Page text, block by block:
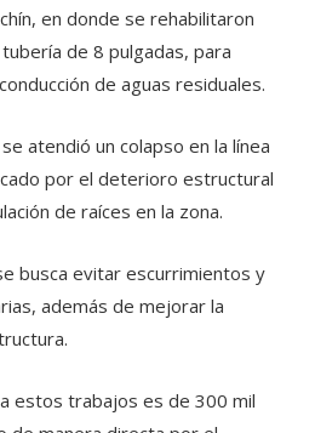
en donde se rehabilitaron
de 8 pulgadas, para
de aguas residuales.
atendió un colapso en la línea
por el deterioro estructural
de raíces en la zona.
busca evitar escurrimientos y
además de mejorar la
estos trabajos es de 300 mil